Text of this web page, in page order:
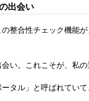
出会い
整合性チェック機能
い。これこそが、私の
タル」と呼ばれていて